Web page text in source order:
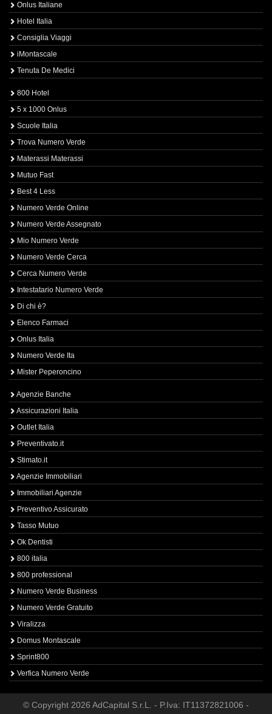
Onlus Italiane
Hotel Italia
Consiglia Viaggi
iMontascale
Tenuta De Medici
800 Hotel
5 x 1000 Onlus
Scuole Italia
Trova Numero Verde
Materassi Materassi
Mutuo Fast
Best 4 Less
Numero Verde Online
Numero Verde Assegnato
Mio Numero Verde
Numero Verde Cerca
Cerca Numero Verde
Intestatario Numero Verde
Di chi è?
Elenco Farmaci
Onlus Italia
Numero Verde Ita
Mister Peperoncino
Agenzie Banche
Assicurazioni Italia
Outlet Italia
Preventivato.it
Stimato.it
Agenzie Immobiliari
Immobiliari Agenzie
Preventivo Assicurato
Tasso Mutuo
Ok Dentisti
800 italia
800 professional
Numero Verde Business
Numero Verde Gratuito
Viralizza
Domus Montascale
Sprint800
Verfica Numero Verde
© Copyright 2026 AdCapital S.r.L. - P.Iva: IT11372821006 -